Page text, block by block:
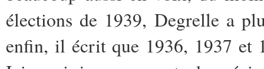
élections de 1939, Degrelle a
enfin, il écrit que 1936, 1937 et